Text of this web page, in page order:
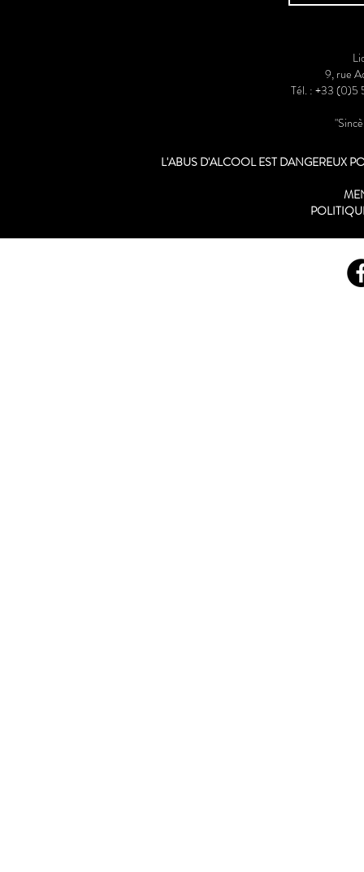
9, rue
Tél. : +33
L'ABUS D'ALCOOL EST DANGEREUX